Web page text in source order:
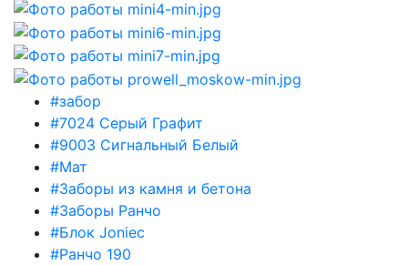
#забор
#7024 Серый Графит
#9003 Сигнальный Белый
#Мат
#Заборы из камня и бетона
#Заборы Ранчо
#Блок Joniec
#Ранчо 190